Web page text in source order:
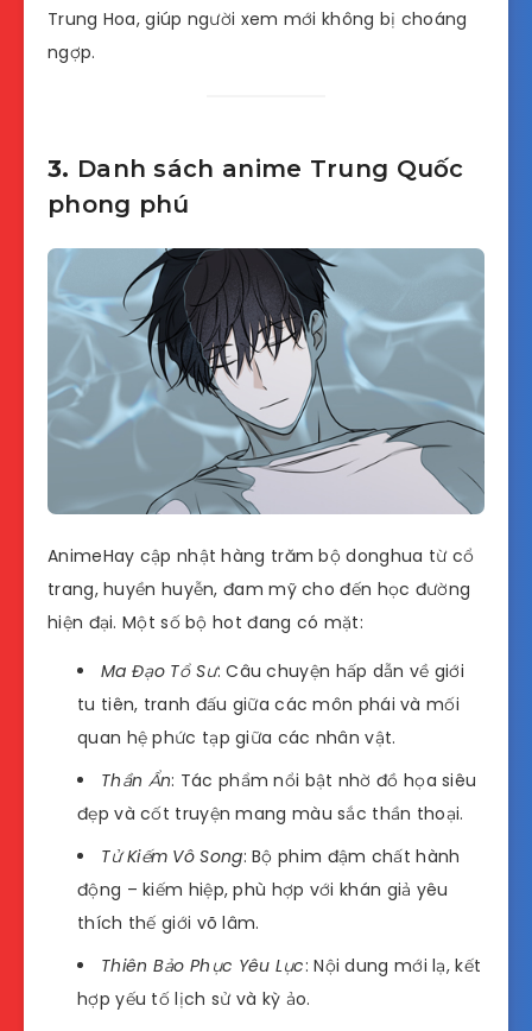
Trung Hoa, giúp người xem mới không bị choáng
ngợp.
3. Danh sách anime Trung Quốc
phong phú
AnimeHay cập nhật hàng trăm bộ donghua từ cổ
trang, huyền huyễn, đam mỹ cho đến học đường
hiện đại. Một số bộ hot đang có mặt:
Ma Đạo Tổ Sư: Câu chuyện hấp dẫn về giới
tu tiên, tranh đấu giữa các môn phái và mối
quan hệ phức tạp giữa các nhân vật.
Thần Ẩn: Tác phẩm nổi bật nhờ đồ họa siêu
đẹp và cốt truyện mang màu sắc thần thoại.
Tử Kiếm Vô Song: Bộ phim đậm chất hành
động – kiếm hiệp, phù hợp với khán giả yêu
thích thế giới võ lâm.
Thiên Bảo Phục Yêu Lục: Nội dung mới lạ, kết
hợp yếu tố lịch sử và kỳ ảo.